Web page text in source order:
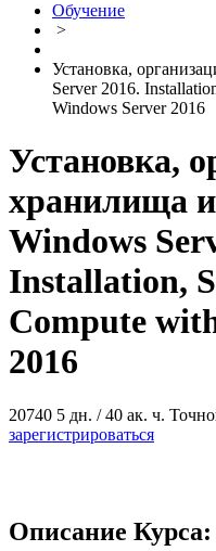
Обучение
>
Установка,
Server 2016.
Windows Server 2016
Установка,
хранилища
Windows
Installation,
Compute
2016
20740 5 дн. / 40 ак. ч.
зарегистрироваться
Описание Курса: